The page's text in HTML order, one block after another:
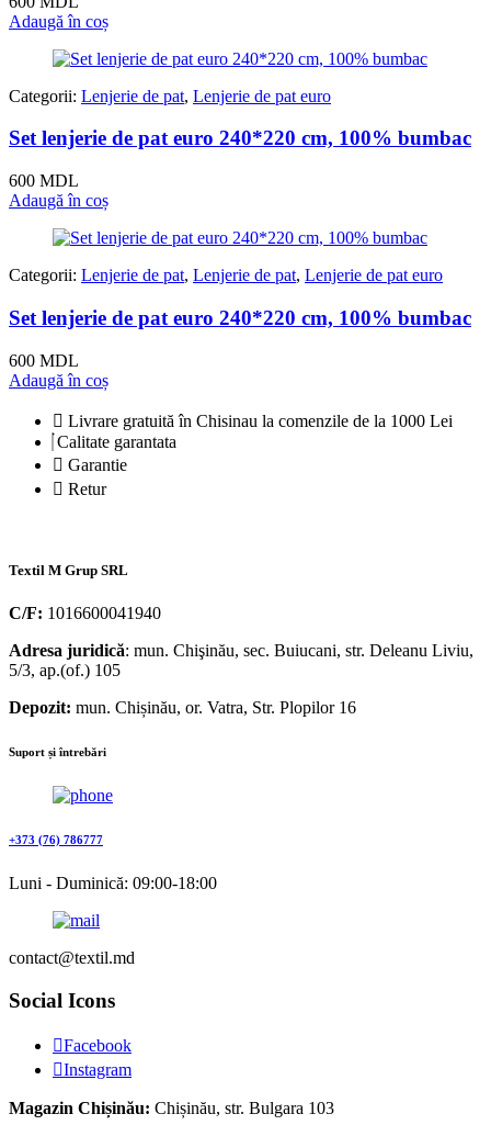
Adaugă în coș
Categorii: Lenjerie de pat, Lenjerie de pat euro
Set lenjerie de pat euro 240*220 cm, 100% bumbac
600 MDL
Adaugă în coș
Categorii: Lenjerie de pat, Lenjerie de pat, Lenjerie de pat euro
Set lenjerie de pat euro 240*220 cm, 100% bumbac
600 MDL
Adaugă în coș
Livrare gratuită în Chisinau la comenzile de la 1000 Lei
Calitate garantata
Garantie
Retur
Textil M Grup SRL
C/F: 1016600041940
Adresa juridică: mun. Chişinău, sec. Buiucani, str. Deleanu Liviu,
5/3, ap.(of.) 105
Depozit: mun. Chișinău, or. Vatra, Str. Plopilor 16
Suport și întrebări
+373 (76) 786777
Luni - Duminică: 09:00-18:00
contact@textil.md
Social Icons
Facebook
Instagram
Magazin Chișinău: Chișinău, str. Bulgara 103